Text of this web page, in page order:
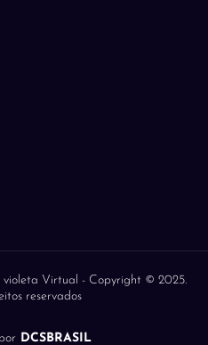
violeta Virtual - Copyright © 2025.
reservados
DCSBRASIL